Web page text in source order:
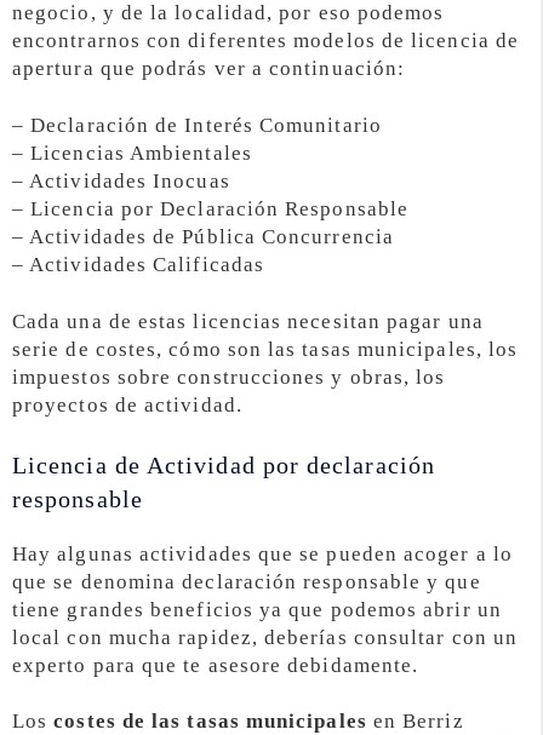
negocio, y de la localidad, por eso podemos
encontrarnos con diferentes modelos de licencia de
apertura que podrás ver a continuación:
– Declaración de Interés Comunitario
– Licencias Ambientales
– Actividades Inocuas
– Licencia por Declaración Responsable
– Actividades de Pública Concurrencia
– Actividades Calificadas
Cada una de estas licencias necesitan pagar una
serie de costes, cómo son las tasas municipales, los
impuestos sobre construcciones y obras, los
proyectos de actividad.
Licencia de Actividad por declaración
responsable
Hay algunas actividades que se pueden acoger a lo
que se denomina declaración responsable y que
tiene grandes beneficios ya que podemos abrir un
local con mucha rapidez, deberías consultar con un
experto para que te asesore debidamente.
Loscostes de las tasas municipales en Berriz